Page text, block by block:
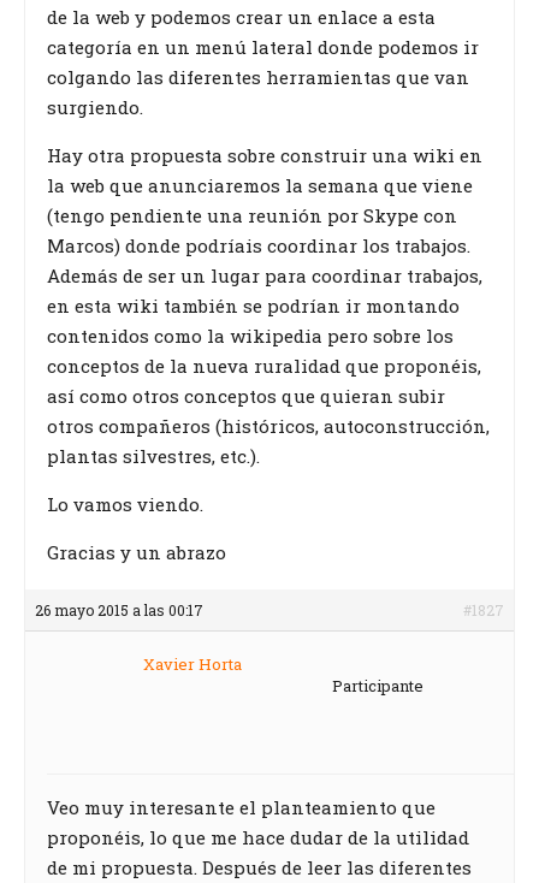
de la web y podemos crear un enlace a esta
categoría en un menú lateral donde podemos ir
colgando las diferentes herramientas que van
surgiendo.
Hay otra propuesta sobre construir una wiki en
la web que anunciaremos la semana que viene
(tengo pendiente una reunión por Skype con
Marcos) donde podríais coordinar los trabajos.
Además de ser un lugar para coordinar trabajos,
en esta wiki también se podrían ir montando
contenidos como la wikipedia pero sobre los
conceptos de la nueva ruralidad que proponéis,
así como otros conceptos que quieran subir
otros compañeros (históricos, autoconstrucción,
plantas silvestres, etc.).
Lo vamos viendo.
Gracias y un abrazo
26 mayo 2015 a las 00:17 #1827
Xavier Horta
Participante
Veo muy interesante el planteamiento que
proponéis, lo que me hace dudar de la utilidad
de mi propuesta. Después de leer las diferentes